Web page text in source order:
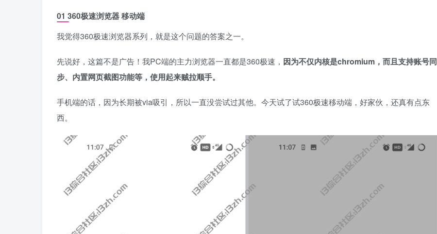
01 360极速浏览器 移动端
我觉得360极速浏览器系列，就是这个问题的答案之一。
先说好，这篇不是广告！我PC端的主力浏览器一直都是360极速， 因为不仅内核是chromium，而且支持账号同
步、内置网页截图功能等，使用起来贼拉顺手。
手机端的话，因为长期被via吸引，所以一直没尝试过其他。今天试了试360极速移动端，好家伙，还真有点东
西。